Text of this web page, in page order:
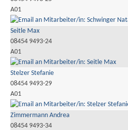
A01
Seitle Max
08454 9493-24
A01
Stelzer Stefanie
08454 9493-29
A01
Zimmermann Andrea
08454 9493-34